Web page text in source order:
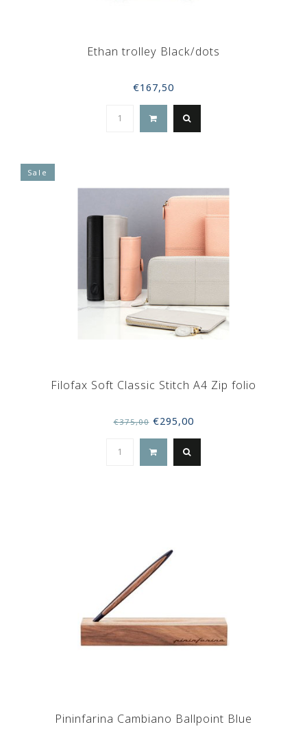
Ethan trolley Black/dots
€167,50
Sale
Filofax Soft Classic Stitch A4 Zip folio
€375,00€295,00
Pininfarina Cambiano Ballpoint Blue